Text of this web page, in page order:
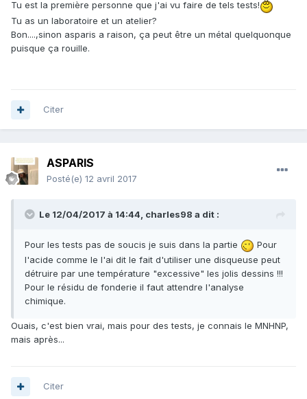
Tu est la première personne que j'ai vu faire de tels tests!
Tu as un laboratoire et un atelier?
Bon....,sinon asparis a raison, ça peut être un métal quelquonque
puisque ça rouille.
Citer
ASPARIS
Posté(e) 12 avril 2017
Le 12/04/2017 à 14:44, charles98 a dit :
Pour les tests pas de soucis je suis dans la partie
Pour
l'acide comme le l'ai dit le fait d'utiliser une disqueuse peut
détruire par une température "excessive" les jolis dessins !!!
Pour le résidu de fonderie il faut attendre l'analyse
chimique.
Ouais, c'est bien vrai, mais pour des tests, je connais le MNHNP,
mais après...
Citer